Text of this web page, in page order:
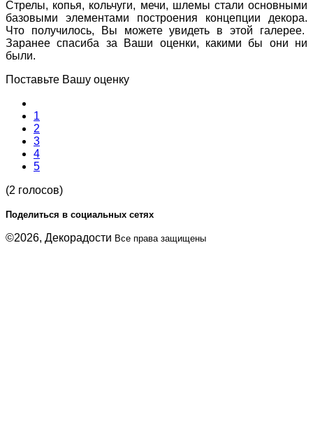
Стрелы, копья, кольчуги, мечи, шлемы стали основными
базовыми элементами построения концепции декора.
Что получилось, Вы можете увидеть в этой галерее.
Заранее спасиба за Ваши оценки, какими бы они ни
были.
Поставьте Вашу оценку
1
2
3
4
5
(2 голосов)
Поделиться в социальных сетях
©2026, Декорадости Все права защищены